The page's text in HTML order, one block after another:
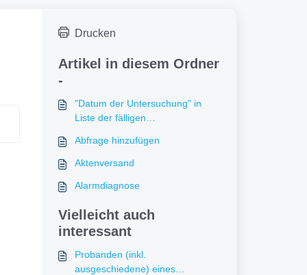
Drucken
Artikel in diesem Ordner
-
"Datum der Untersuchung" in
Liste der fälligen
Abfrage hinzufügen
Aktenversand
Alarmdiagnose
Vielleicht auch
interessant
Probanden (inkl.
ausgeschiedene) eines